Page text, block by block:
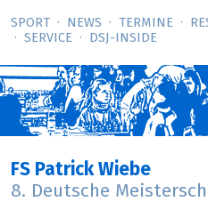
SPORT NEWS TERMINE
SERVICE
DSJ-­INSIDE
FS Patrick Wiebe
8. Deutsche